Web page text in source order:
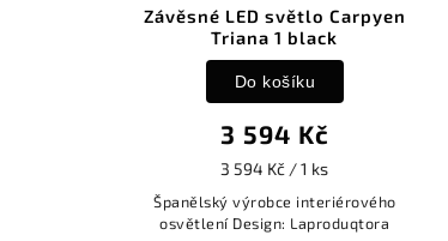
Závěsné LED světlo Carpyen
Triana 1 black
3 594 Kč
3 594 Kč / 1 ks
Do košíku
Španělský výrobce interiérového
osvětlení Design: Laproduqtora